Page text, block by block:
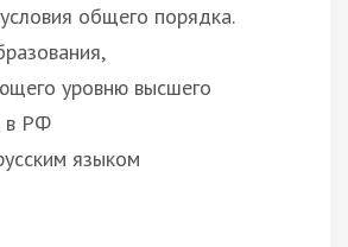
общего порядка.
уровню высшего
в РФ
языком